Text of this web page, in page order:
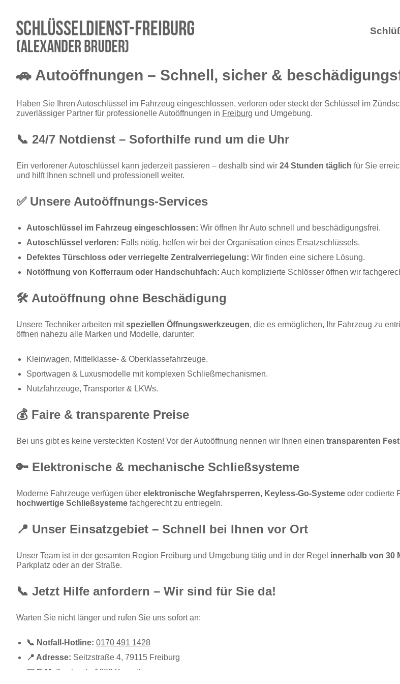
Zum
Inhalt
springen
🚗 Autoöffnungen – Schnell, sicher &
Haben Sie Ihren Autoschlüssel im Fahrzeug eingeschlossen, verloren oder steckt der Schlüssel im
zuverlässiger Partner für professionelle Autoöffnungen in Freiburg und Umgebung.
📞 24/7 Notdienst – Soforthilfe rund um die Uhr
Ein verlorener Autoschlüssel kann jederzeit passieren – deshalb sind wir 24 Stunden täglich für Sie
und hilft Ihnen schnell und professionell weiter.
✅ Unsere Autoöffnungs-Services
Autoschlüssel im Fahrzeug eingeschlossen: Wir öffnen Ihr Auto schnell und beschädigungsfrei.
Autoschlüssel verloren: Falls nötig, helfen wir bei der Organisation eines Ersatzschlüssels.
Defektes Türschloss oder verriegelte Zentralverriegelung: Wir finden eine sichere Lösung.
Notöffnung von Kofferraum oder Handschuhfach: Auch komplizierte Schlösser öffnen wir
🛠️ Autoöffnung ohne Beschädigung
Unsere Techniker arbeiten mitspeziellen Öffnungswerkzeugen, die es ermöglichen, Ihr Fahrzeug zu
öffnen nahezu alle Marken und Modelle, darunter:
Kleinwagen, Mittelklasse- & Oberklassefahrzeuge.
Sportwagen & Luxusmodelle mit komplexen Schließmechanismen.
Nutzfahrzeuge, Transporter & LKWs.
💰 Faire & transparente Preise
Bei uns gibt es keine versteckten Kosten! Vor der Autoöffnung nennen wir Ihnen einen transparenten
🔑 Elektronische & mechanische Schließsysteme
Moderne Fahrzeuge verfügen über elektronische Wegfahrsperren, Keyless-Go-Systeme oder codierte
hochwertige Schließsysteme fachgerecht zu entriegeln.
📍 Unser Einsatzgebiet – Schnell bei Ihnen vor Ort
Unser Team ist in der gesamten Region Freiburg und Umgebung tätig und in der Regel innerhalb von 30
Parkplatz oder an der Straße.
📞 Jetzt Hilfe anfordern – Wir sind für Sie da!
Warten Sie nicht länger und rufen Sie uns sofort an:
📞 Notfall-Hotline: 0170 491 1428
📍 Adresse: Seitzstraße 4, 79115 Freiburg
📧 E-Mail:
a.bruder1609@gmail.com